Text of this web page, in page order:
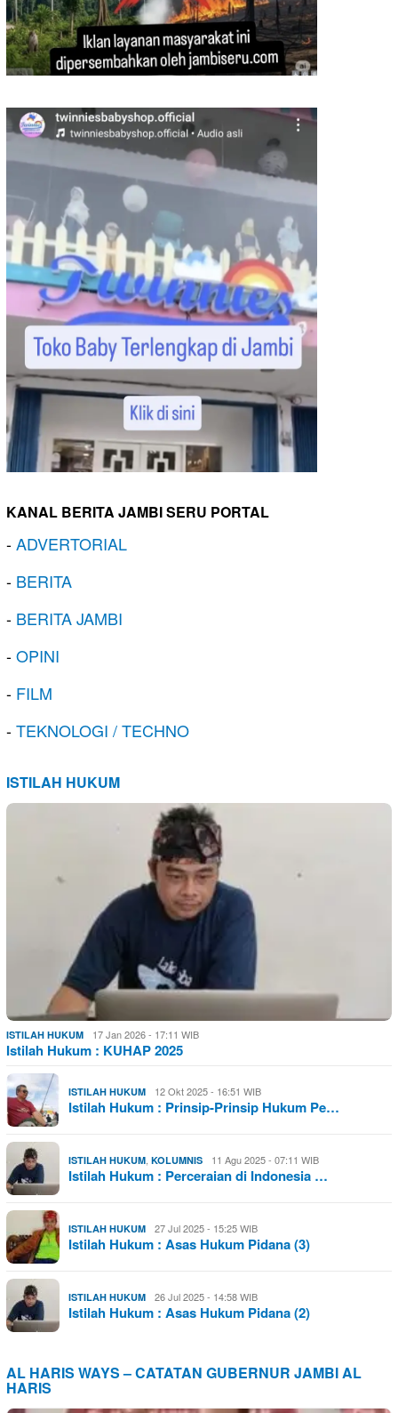
KANAL BERITA JAMBI SERU PORTAL
-ADVERTORIAL
- BERITA
- BERITA JAMBI
-OPINI
- FILM
-TEKNOLOGI / TECHNO
ISTILAH HUKUM
ISTILAH HUKUM 17 Jan 2026 - 17:11 WIB
Istilah Hukum : KUHAP 2025
ISTILAH HUKUM 12 Okt 2025 - 16:51 WIB
Istilah Hukum : Prinsip-Prinsip Hukum Pe…
ISTILAH HUKUM, KOLUMNIS 11 Agu 2025 - 07:11 WIB
Istilah Hukum : Perceraian di Indonesia …
ISTILAH HUKUM 27 Jul 2025 - 15:25 WIB
Istilah Hukum : Asas Hukum Pidana (3)
ISTILAH HUKUM 26 Jul 2025 - 14:58 WIB
Istilah Hukum : Asas Hukum Pidana (2)
AL HARIS WAYS – CATATAN GUBERNUR JAMBI AL
HARIS